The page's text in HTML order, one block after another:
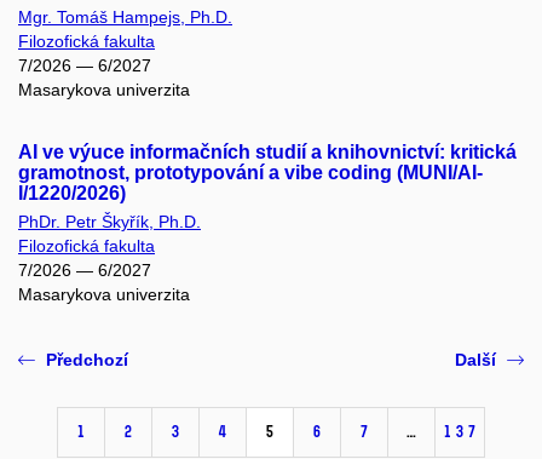
Mgr. Tomáš Hampejs, Ph.D.
Filozofická fakulta
7/2026 — 6/2027
Masarykova univerzita
AI ve výuce informačních studií a knihovnictví: kritická
gramotnost, prototypování a vibe coding (MUNI/AI-
I/1220/2026)
PhDr. Petr Škyřík, Ph.D.
Filozofická fakulta
7/2026 — 6/2027
Masarykova univerzita
Předchozí
1 2 3 4 5 6 7 … 137
Další